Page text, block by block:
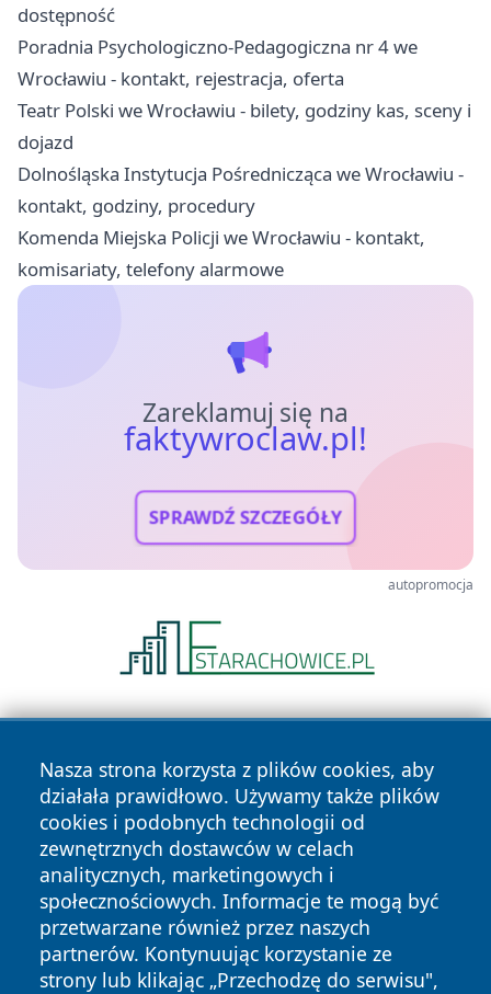
dostępność
Poradnia Psychologiczno-Pedagogiczna nr 4 we
Wrocławiu - kontakt, rejestracja, oferta
Teatr Polski we Wrocławiu - bilety, godziny kas, sceny i
dojazd
Dolnośląska Instytucja Pośrednicząca we Wrocławiu -
kontakt, godziny, procedury
Komenda Miejska Policji we Wrocławiu - kontakt,
komisariaty, telefony alarmowe
Zareklamuj się na
faktywroclaw.pl!
SPRAWDŹ SZCZEGÓŁY
autopromocja
Nasza strona korzysta z plików cookies, aby
działała prawidłowo. Używamy także plików
cookies i podobnych technologii od
zewnętrznych dostawców w celach
analitycznych, marketingowych i
społecznościowych. Informacje te mogą być
przetwarzane również przez naszych
partnerów. Kontynuując korzystanie ze
strony lub klikając „Przechodzę do serwisu",
Copyright © 2026 faktywroclaw.pl Wszystkie prawa
zastrzeżone.
News Autorzy
Polityka
Prywatności
Polityka
Cookies